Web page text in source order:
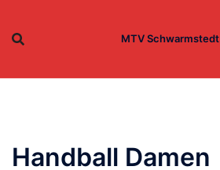
Inhalt
springen
MTV Schwarmstedt
Handball Damen